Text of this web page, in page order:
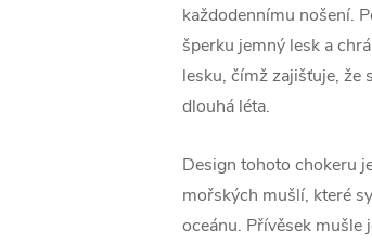
každodennímu nošení.
šperku jemný lesk a
lesku, čímž zajišťuje, že
dlouhá léta.
Design tohoto chokeru
mořských mušlí, které
oceánu. Přívěsek mušle